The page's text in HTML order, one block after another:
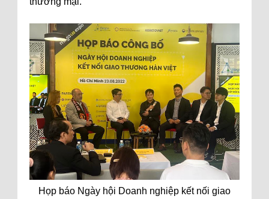
Họp báo Ngày hội Doanh nghiệp kết nối giao